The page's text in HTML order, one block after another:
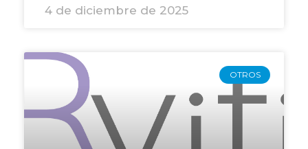
4 de diciembre de 2025
OTROS